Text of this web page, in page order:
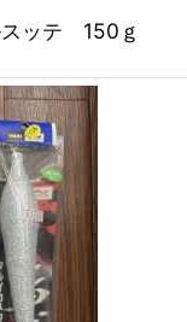
スッテ 150ｇ